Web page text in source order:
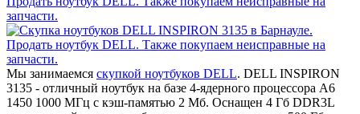
Мы занимаемся скупкой ноутбуков DELL. DELL INSPIRON
3135 - отличный ноутбук на базе 4-ядерного процессора A6
1450 1000 МГц с кэш-памятью 2 Мб. Оснащен 4 Гб DDR3L